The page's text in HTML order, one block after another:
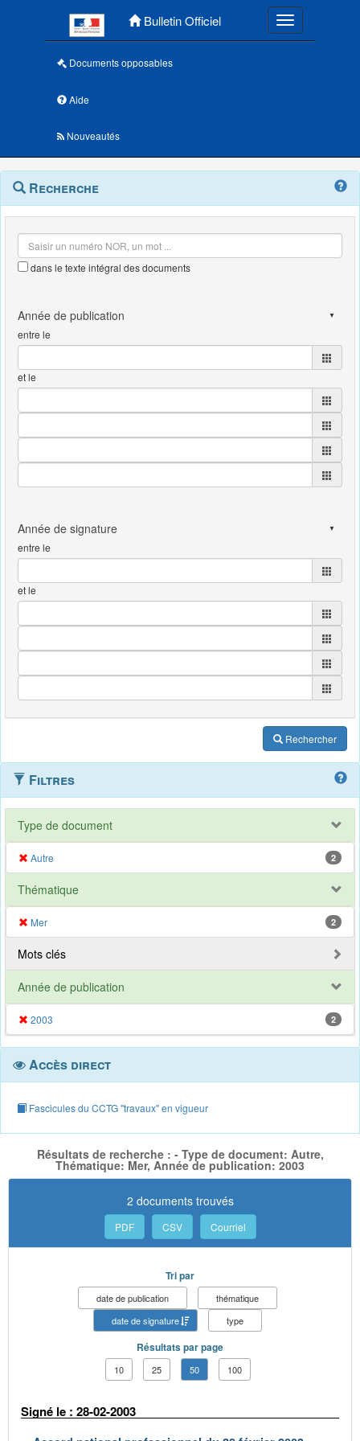
Bulletin Officiel Toggle
Documents opposables
Aide
Nouveautés
Navigation
outils
Menu
contextuel
Recherche
dans le texte intégral des documents
entre le
et le
entre le
et le
Rechercher
Filtres
Type de document
Autre 2
Thématique
Mer 2
Mots clés
Année de publication
2003 2
Accès direct
Fascicules du CCTG "travaux" en vigueur
Résultats de recherche : - Type de document: Autre,
Thématique: Mer, Année de publication: 2003
2 documents trouvés
PDF CSV Courriel
Tri par
date de publication
thématique
date de signature
type
Résultats par page
10 25 50 100
Signé le : 28-02-2003